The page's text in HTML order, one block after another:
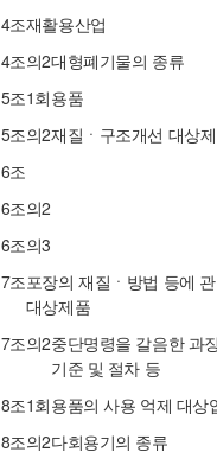
4조재활용산업
4조의2대형폐기물의 종류
5조1회용품
5조의2재질ㆍ구조개선 대상
6조
6조의2
6조의3
7조포장의 재질ㆍ방법 등에
대상제품
7조의2중단명령을 갈음한 과
기준 및 절차 등
8조1회용품의 사용 억제 대상
8조의2다회용기의 종류